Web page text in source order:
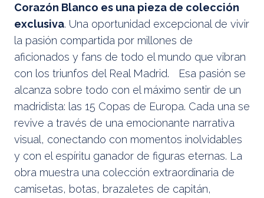
Corazón Blanco es una pieza de colección
exclusiva. Una oportunidad excepcional de vivir
la pasión compartida por millones de
aficionados y fans de todo el mundo que vibran
con los triunfos del Real Madrid. Esa pasión se
alcanza sobre todo con el máximo sentir de un
madridista: las 15 Copas de Europa. Cada una se
revive a través de una emocionante narrativa
visual, conectando con momentos inolvidables
y con el espíritu ganador de figuras eternas. La
obra muestra una colección extraordinaria de
camisetas, botas, brazaletes de capitán,